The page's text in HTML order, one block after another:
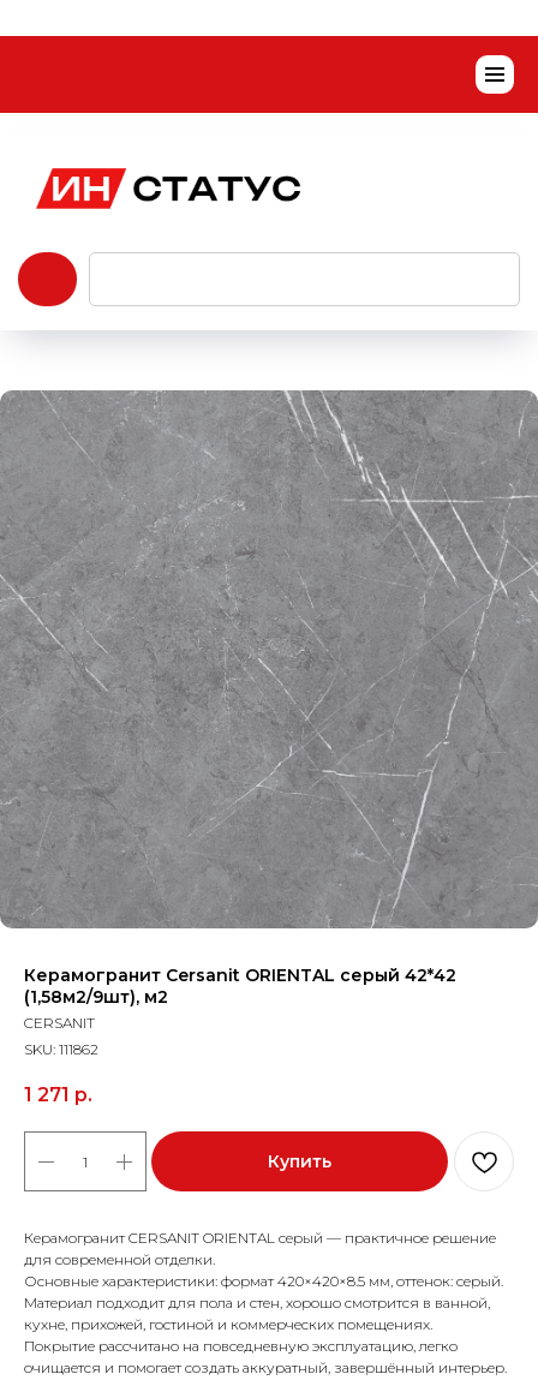
Керамогранит Cersanit ORIENTAL серый 42*42
(1,58м2/9шт), м2
CERSANIT
SKU: 111862
1 271 р.
Купить
Керамогранит CERSANIT ORIENTAL серый — практичное решение
для современной отделки.
Основные характеристики: формат 420×420×8.5 мм, оттенок: серый.
Материал подходит для пола и стен, хорошо смотрится в ванной,
кухне, прихожей, гостиной и коммерческих помещениях.
Покрытие рассчитано на повседневную эксплуатацию, легко
очищается и помогает создать аккуратный, завершённый интерьер.